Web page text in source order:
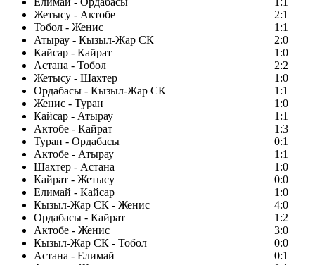
Жетысу - Актобе
2:1
Тобол - Женис
1:1
Атырау - Кызыл-Жар СК
2:0
Кайсар - Кайрат
1:0
Астана - Тобол
2:2
Жетысу - Шахтер
1:0
Ордабасы - Кызыл-Жар СК
1:1
Женис - Туран
1:0
Кайсар - Атырау
1:1
Актобе - Кайрат
1:3
Туран - Ордабасы
0:1
Актобе - Атырау
1:1
Шахтер - Астана
1:0
Кайрат - Жетысу
0:0
Елимай - Кайсар
1:0
Кызыл-Жар СК - Женис
4:0
Ордабасы - Кайрат
1:2
Актобе - Женис
3:0
Кызыл-Жар СК - Тобол
0:0
Астана - Елимай
0:1